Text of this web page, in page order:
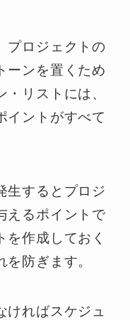
プロジェクトの
ーンを置くため
リストには、
イントがすべて
生するとプロジ
えるポイントで
作成しておく
防ぎます。
ければスケジュ